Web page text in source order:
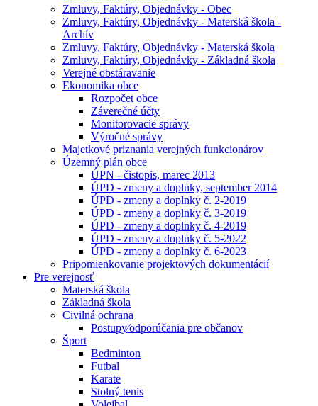
Zmluvy, Faktúry, Objednávky - Obec
Zmluvy, Faktúry, Objednávky - Materská škola -
Archív
Zmluvy, Faktúry, Objednávky - Materská škola
Zmluvy, Faktúry, Objednávky - Základná škola
Verejné obstáravanie
Ekonomika obce
Rozpočet obce
Záverečné účty
Monitorovacie správy
Výročné správy
Majetkové priznania verejných funkcionárov
Územný plán obce
ÚPN - čistopis, marec 2013
ÚPD - zmeny a doplnky, september 2014
ÚPD - zmeny a doplnky č. 2-2019
ÚPD - zmeny a doplnky č. 3-2019
ÚPD - zmeny a doplnky č. 4-2019
ÚPD - zmeny a doplnky č. 5-2022
ÚPD - zmeny a doplnky č. 6-2023
Pripomienkovanie projektových dokumentácií
Pre verejnosť
Materská škola
Základná škola
Civilná ochrana
Postupy⁄odporúčania pre občanov
Šport
Bedminton
Futbal
Karate
Stolný tenis